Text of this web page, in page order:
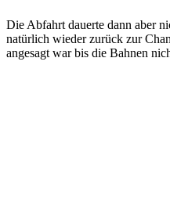
Die Abfahrt dauerte dann aber
natürlich wieder zurück zur
angesagt war bis die Bahnen